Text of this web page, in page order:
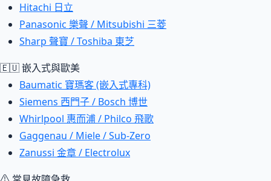
Hitachi 日立
Panasonic 樂聲 / Mitsubishi 三菱
Sharp 聲寶 / Toshiba 東芝
🇪🇺 嵌入式與歐美
Baumatic 寶瑪客 (嵌入式專科)
Siemens 西門子 / Bosch 博世
Whirlpool 惠而浦 / Philco 飛歌
Gaggenau / Miele / Sub-Zero
Zanussi 金章 / Electrolux